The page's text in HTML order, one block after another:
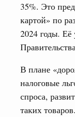
35%. Это
картой» по
2024 годы. Её
В плане
налоговые
спроса,
таких товаров.
Отрасль
дал